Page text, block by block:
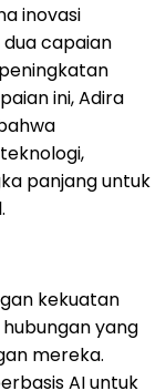
inovasi
capaian
ini, Adira
panjang untuk
kekuatan
yang
mereka.
AI untuk